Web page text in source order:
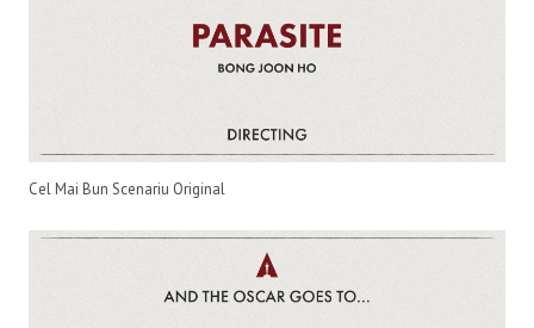
Cel Mai Bun Scenariu Original